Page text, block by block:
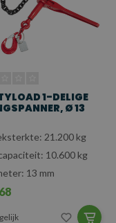
1-DELIGE
Ø 13
21.200 kg
10.600 kg
13 mm